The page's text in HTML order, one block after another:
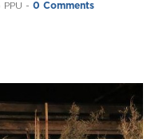
- 0 Comments